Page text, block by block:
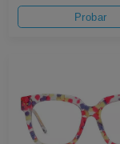
Probar